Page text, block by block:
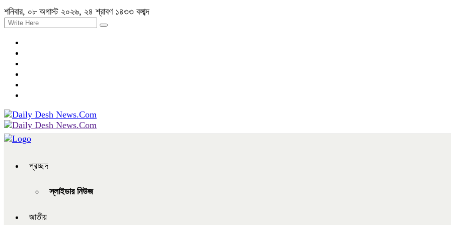
শনিবার, ০৮ অগাস্ট ২০২৬, ২৪ শ্রাবণ ১৪৩৩ বঙ্গাব্দ
প্রচ্ছদ
স্লাইডার নিউজ
জাতীয়